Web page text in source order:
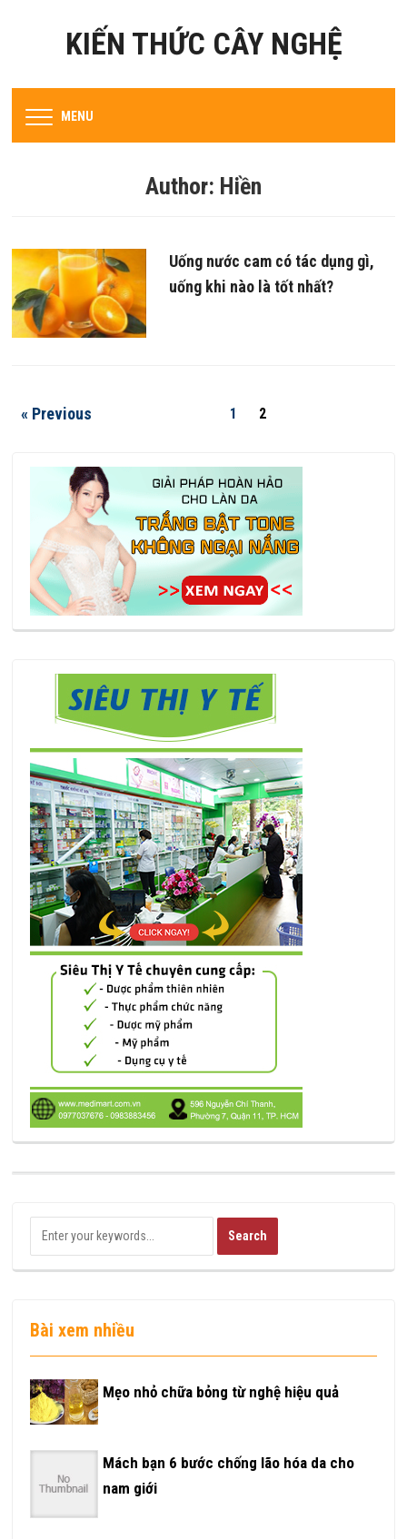
KIẾN THỨC CÂY NGHỆ
MENU
Author: Hiền
Uống nước cam có tác dụng gì,
uống khi nào là tốt nhất?
« Previous 1 2
Bài xem nhiều
Mẹo nhỏ chữa bỏng từ nghệ hiệu quả
Mách bạn 6 bước chống lão hóa da cho
nam giới